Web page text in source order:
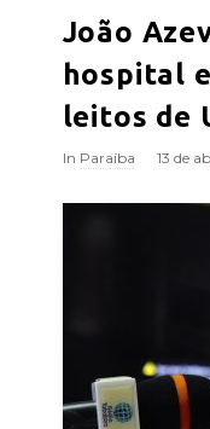
u
e
i
r
João
hospital
leitos de
In Paraíba 13 de